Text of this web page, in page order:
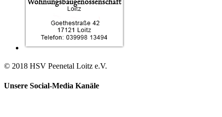
© 2018 HSV Peenetal Loitz e.V.
Unsere Social-Media Kanäle